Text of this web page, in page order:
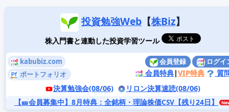
投資勉強Web 【株Biz】
株入門書と連動した投資学習ツール
kabubiz.com
ポートフォリオ
会員登録 ログイ
会員特典|VIP特典
質
決算勉強会(08/06)
リロン決算速読(08/06)
【🎫会員募集中】8月特典 ：全銘柄・理論株価CSV【残り24日】